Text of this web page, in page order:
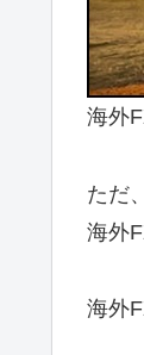
海外
ただ、
海外
海外